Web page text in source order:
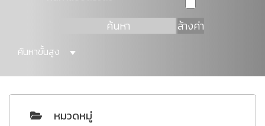
ค้นหา ล้างค่า
ค้นหาขั้นสูง
หมวดหมู่